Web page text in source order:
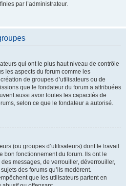
par l’administrateur.
qui ont le plus haut niveau de contrôle
les aspects du forum comme les
de groupes d’utilisateurs ou de
que le fondateur du forum a attribuées
aussi avoir toutes les capacités de
selon ce que le fondateur a autorisé.
(ou groupes d’utilisateurs) dont le travail
bon fonctionnement du forum. Ils ont le
messages, de verrouiller, déverrouiller,
des forums qu’ils modèrent.
que les utilisateurs partent en